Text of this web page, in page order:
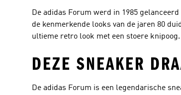
De adidas Forum werd in 1985
de kenmerkende looks van de jaren 80
ultieme retro look met een stoere knipoog.
DEZE SNEAKER
De adidas Forum is een legendarische